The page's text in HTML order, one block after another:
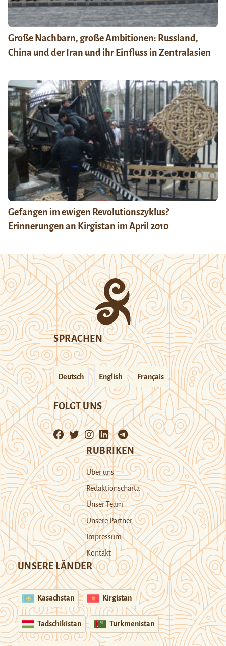
Große Nachbarn, große Ambitionen: Russland,
China und der Iran und ihr Einfluss in Zentralasien
Gefangen im ewigen Revolutionszyklus?
Erinnerungen an Kirgistan im April 2010
SPRACHEN
Deutsch English Français
FOLGT UNS
RUBRIKEN
Über uns
Redaktionscharta
Unser Team
Unsere Partner
Impressum
Kontakt
UNSERE LÄNDER
Kasachstan Kirgistan
Tadschikistan Turkmenistan